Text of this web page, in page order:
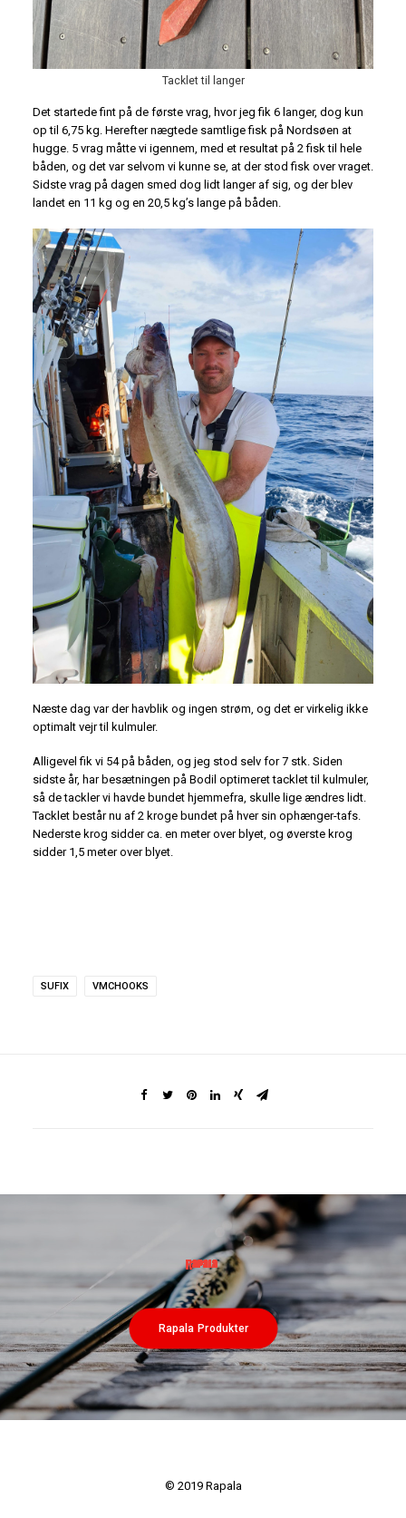
Tacklet til langer
Det startede fint på de første vrag, hvor jeg fik 6 langer, dog kun
op til 6,75 kg. Herefter nægtede samtlige fisk på Nordsøen at
hugge. 5 vrag måtte vi igennem, med et resultat på 2 fisk til hele
båden, og det var selvom vi kunne se, at der stod fisk over vraget.
Sidste vrag på dagen smed dog lidt langer af sig, og der blev
landet en 11 kg og en 20,5 kg’s lange på båden.
Næste dag var der havblik og ingen strøm, og det er virkelig ikke
optimalt vejr til kulmuler.
Alligevel fik vi 54 på båden, og jeg stod selv for 7 stk. Siden
sidste år, har besætningen på Bodil optimeret tacklet til kulmuler,
så de tackler vi havde bundet hjemmefra, skulle lige ændres lidt.
Tacklet består nu af 2 kroge bundet på hver sin ophænger-tafs.
Nederste krog sidder ca. en meter over blyet, og øverste krog
sidder 1,5 meter over blyet.
SUFIX VMCHOOKS
Rapala Produkter
© 2019 Rapala